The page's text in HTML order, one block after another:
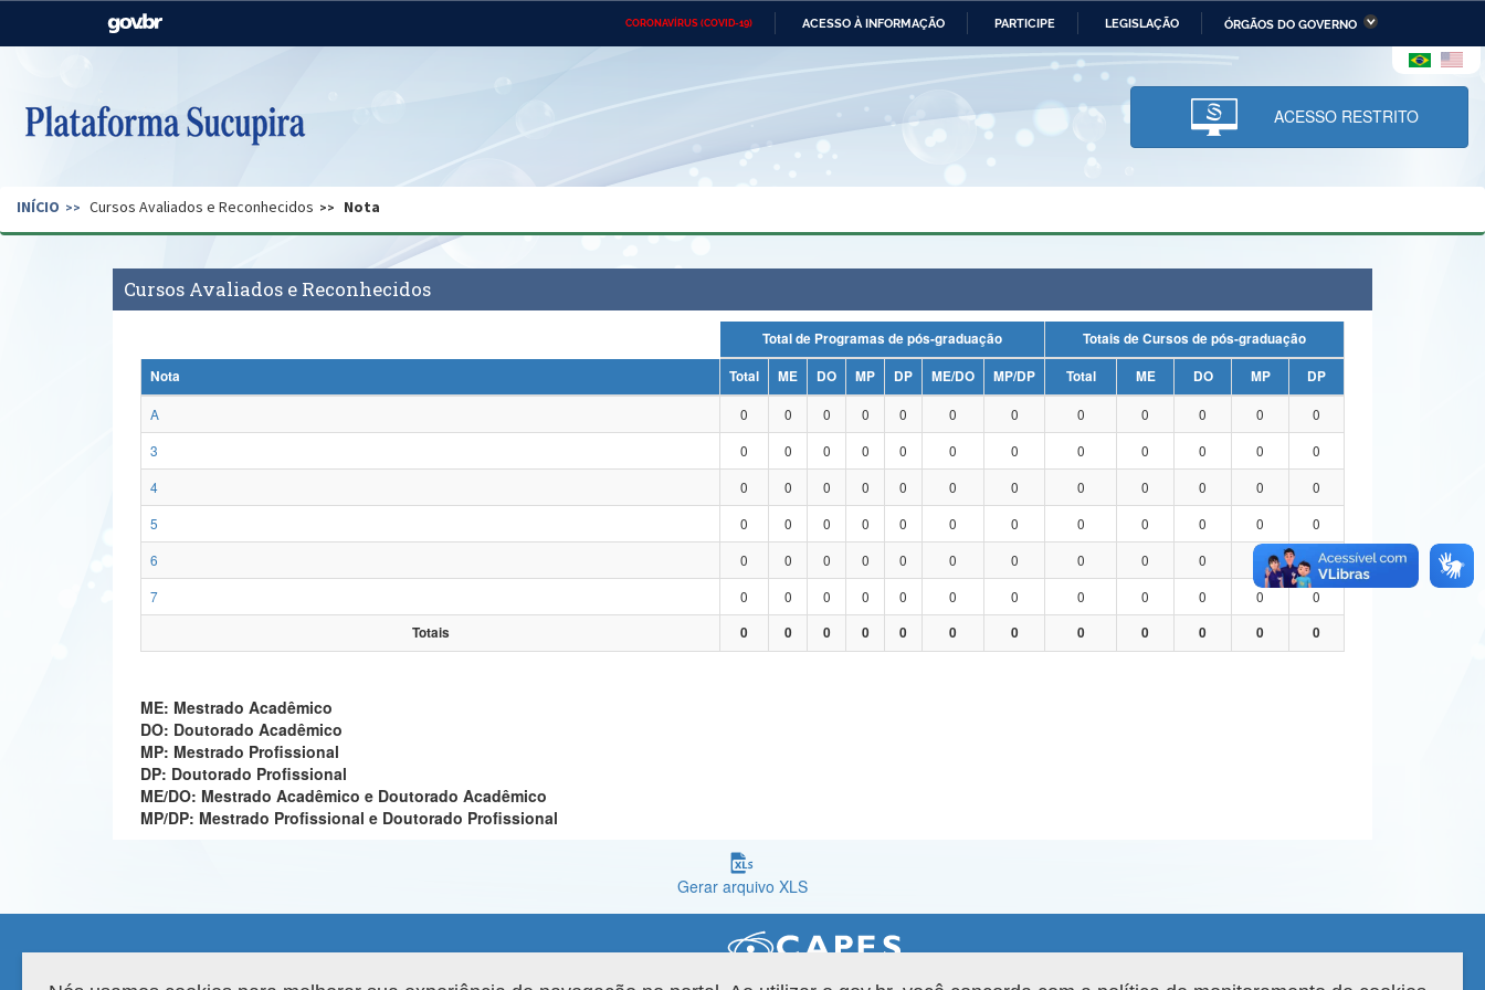
CORONAVÍRUS (COVID-19) ACESSO À INFORMAÇÃO PARTICIPE LEGISLAÇÃO ÓRGÃOS DO GOVERNO
Casa Civil Ministério das Relações Ministério da Economia Ministério da Infraestrutura
Pecuária e Abastecimento
Ministério da Ciência,
Tecnologia, Inovações e
Comunicações
Ministério do Desenvolvimento
Regional e dos Direitos Humanos
Secretaria de Governo Gabinete de Segurança Advocacia-Geral da União Banco Central do Brasil Planalto
ACESSO RESTRITO
INÍCIO Cursos Avaliados e Reconhecidos Nota
Cursos Avaliados e Reconhecidos
Total de Programas de pós-graduação
Totais de Cursos de pós-graduação
Nota
Total ME DO MP DP ME/DO MP/DP Total ME DO MP
DP
A
0 0 0 0 0 0 0 0 0 0 0
0
3
0 0 0 0 0 0 0 0 0 0 0
0
4
0 0 0 0 0 0 0 0 0 0 0
0
5
0 0 0 0 0 0 0 0 0 0 0
0
6
0 0 0 0 0 0 0 0 0 0
0
7
0 0 0 0 0 0 0 0 0 0 0
0
Totais
0 0 0 0 0 0 0 0 0 0 0 0
ME: Mestrado Acadêmico
DO: Doutorado Acadêmico
MP: Mestrado Profissional
DP: Doutorado Profissional
ME/DO: Mestrado Acadêmico e Doutorado Acadêmico
MP/DP: Mestrado Profissional e Doutorado Profissional
Gerar arquivo XLS